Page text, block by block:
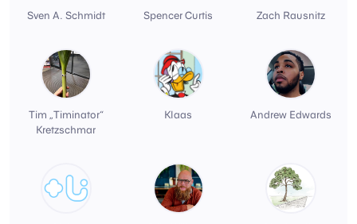
Sven A. Schmidt Spencer Curtis Zach Rausnitz
Tim „Timinator“
Kretzschmar
Klaas Andrew Edwards